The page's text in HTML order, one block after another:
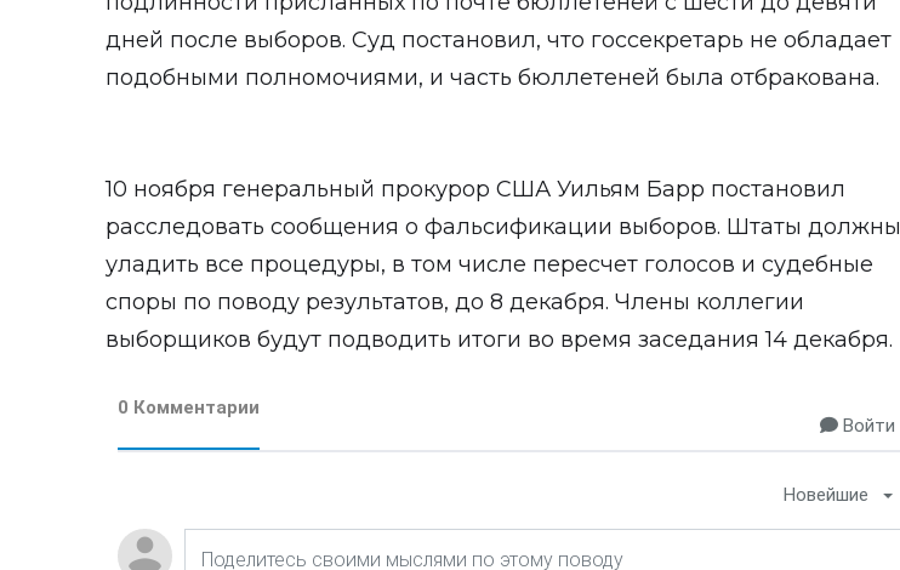
дней после выборов. Суд постановил, что госсекретарь не обладает
подобными полномочиями, и часть бюллетеней была отбракована.
10 ноября генеральный прокурор США Уильям Барр постановил
расследовать сообщения о фальсификации выборов. Штаты должны
уладить все процедуры, в том числе пересчет голосов и судебные
споры по поводу результатов, до 8 декабря. Члены коллегии
выборщиков будут подводить итоги во время заседания 14 декабря.
0 Комментарии
Войти
Новейшие